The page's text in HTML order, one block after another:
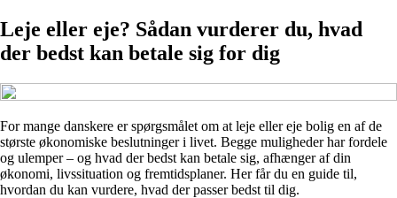
Leje eller eje? Sådan vurderer du, hvad
der bedst kan betale sig for dig
For mange danskere er spørgsmålet om at leje eller eje bolig en af de
største økonomiske beslutninger i livet. Begge muligheder har fordele
og ulemper – og hvad der bedst kan betale sig, afhænger af din
økonomi, livssituation og fremtidsplaner. Her får du en guide til,
hvordan du kan vurdere, hvad der passer bedst til dig.